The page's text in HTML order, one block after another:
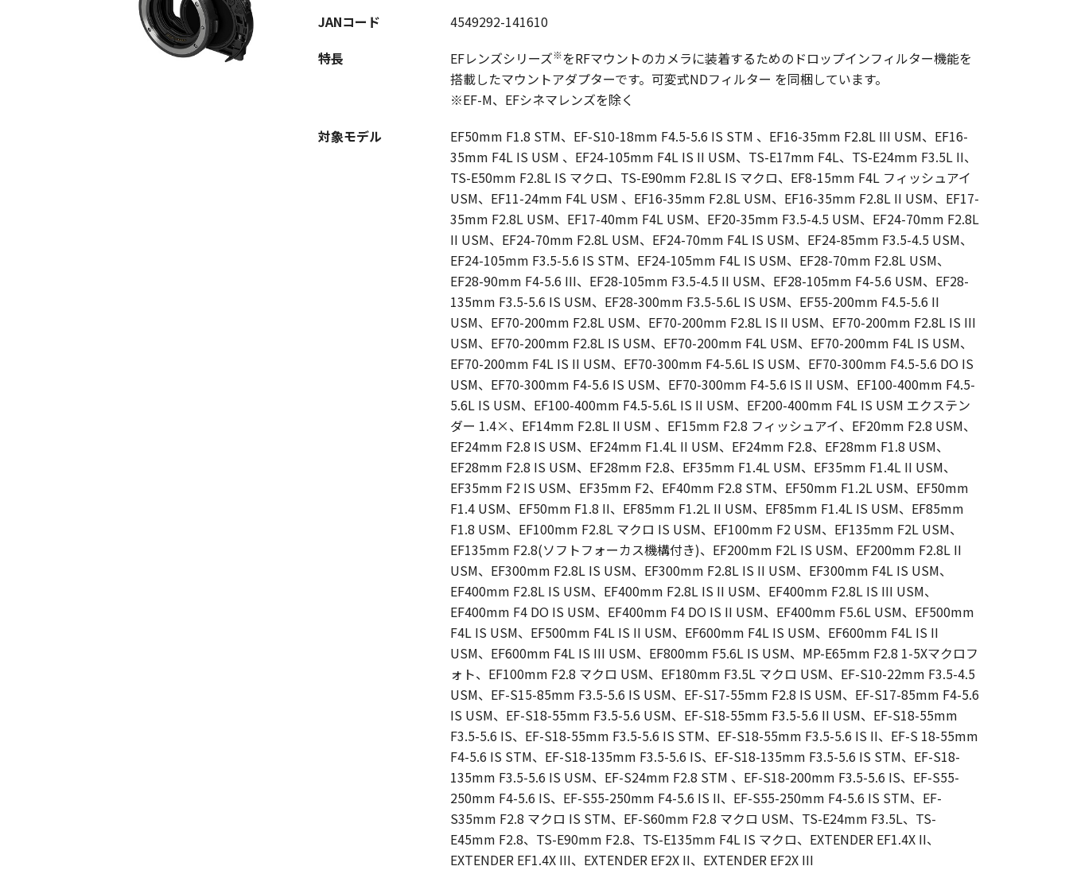
JANコード
4549292-141610
特長
EFレンズシリーズ※をRFマウントのカメラに装着するためのドロップインフィルター機能を
搭載したマウントアダプターです。可変式NDフィルター を同梱しています。
※EF-M、EFシネマレンズを除く
対象モデル
EF50mm F1.8 STM、EF-S10-18mm F4.5-5.6 IS STM 、EF16-35mm F2.8L III USM、EF16-
35mm F4L IS USM 、EF24-105mm F4L IS II USM、TS-E17mm F4L、TS-E24mm F3.5L II、
TS-E50mm F2.8L IS マクロ、TS-E90mm F2.8L IS マクロ、EF8-15mm F4L フィッシュアイ
USM、EF11-24mm F4L USM 、EF16-35mm F2.8L USM、EF16-35mm F2.8L II USM、EF17-
35mm F2.8L USM、EF17-40mm F4L USM、EF20-35mm F3.5-4.5 USM、EF24-70mm F2.8L
II USM、EF24-70mm F2.8L USM、EF24-70mm F4L IS USM、EF24-85mm F3.5-4.5 USM、
EF24-105mm F3.5-5.6 IS STM、EF24-105mm F4L IS USM、EF28-70mm F2.8L USM、
EF28-90mm F4-5.6 III、EF28-105mm F3.5-4.5 II USM、EF28-105mm F4-5.6 USM、EF28-
135mm F3.5-5.6 IS USM、EF28-300mm F3.5-5.6L IS USM、EF55-200mm F4.5-5.6 II
USM、EF70-200mm F2.8L USM、EF70-200mm F2.8L IS II USM、EF70-200mm F2.8L IS III
USM、EF70-200mm F2.8L IS USM、EF70-200mm F4L USM、EF70-200mm F4L IS USM、
EF70-200mm F4L IS II USM、EF70-300mm F4-5.6L IS USM、EF70-300mm F4.5-5.6 DO IS
USM、EF70-300mm F4-5.6 IS USM、EF70-300mm F4-5.6 IS II USM、EF100-400mm F4.5-
5.6L IS USM、EF100-400mm F4.5-5.6L IS II USM、EF200-400mm F4L IS USM エクステン
ダー 1.4×、EF14mm F2.8L II USM 、EF15mm F2.8 フィッシュアイ、EF20mm F2.8 USM、
EF24mm F2.8 IS USM、EF24mm F1.4L II USM、EF24mm F2.8、EF28mm F1.8 USM、
EF28mm F2.8 IS USM、EF28mm F2.8、EF35mm F1.4L USM、EF35mm F1.4L II USM、
EF35mm F2 IS USM、EF35mm F2、EF40mm F2.8 STM、EF50mm F1.2L USM、EF50mm
F1.4 USM、EF50mm F1.8 II、EF85mm F1.2L II USM、EF85mm F1.4L IS USM、EF85mm
F1.8 USM、EF100mm F2.8L マクロ IS USM、EF100mm F2 USM、EF135mm F2L USM、
EF135mm F2.8(ソフトフォーカス機構付き)、EF200mm F2L IS USM、EF200mm F2.8L II
USM、EF300mm F2.8L IS USM、EF300mm F2.8L IS II USM、EF300mm F4L IS USM、
EF400mm F2.8L IS USM、EF400mm F2.8L IS II USM、EF400mm F2.8L IS III USM、
EF400mm F4 DO IS USM、EF400mm F4 DO IS II USM、EF400mm F5.6L USM、EF500mm
F4L IS USM、EF500mm F4L IS II USM、EF600mm F4L IS USM、EF600mm F4L IS II
USM、EF600mm F4L IS III USM、EF800mm F5.6L IS USM、MP-E65mm F2.8 1-5Xマクロフ
ォト、EF100mm F2.8 マクロ USM、EF180mm F3.5L マクロ USM、EF-S10-22mm F3.5-4.5
USM、EF-S15-85mm F3.5-5.6 IS USM、EF-S17-55mm F2.8 IS USM、EF-S17-85mm F4-5.6
IS USM、EF-S18-55mm F3.5-5.6 USM、EF-S18-55mm F3.5-5.6 II USM、EF-S18-55mm
F3.5-5.6 IS、EF-S18-55mm F3.5-5.6 IS STM、EF-S18-55mm F3.5-5.6 IS II、EF-S 18-55mm
F4-5.6 IS STM、EF-S18-135mm F3.5-5.6 IS、EF-S18-135mm F3.5-5.6 IS STM、EF-S18-
135mm F3.5-5.6 IS USM、EF-S24mm F2.8 STM 、EF-S18-200mm F3.5-5.6 IS、EF-S55-
250mm F4-5.6 IS、EF-S55-250mm F4-5.6 IS II、EF-S55-250mm F4-5.6 IS STM、EF-
S35mm F2.8 マクロ IS STM、EF-S60mm F2.8 マクロ USM、TS-E24mm F3.5L、TS-
E45mm F2.8、TS-E90mm F2.8、TS-E135mm F4L IS マクロ、EXTENDER EF1.4X II、
EXTENDER EF1.4X III、EXTENDER EF2X II、EXTENDER EF2X III